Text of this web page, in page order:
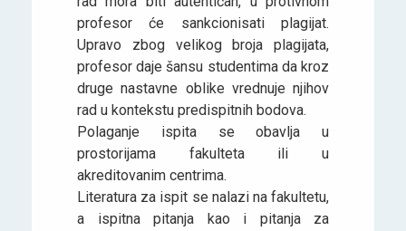
profesor će sankcionisati plagijat.
Upravo zbog velikog broja plagijata,
profesor daje šansu studentima da kroz
druge nastavne oblike vrednuje njihov
rad u kontekstu predispitnih bodova.
Polaganje ispita se obavlja u
prostorijama fakulteta ili u
akreditovanim centrima.
Literatura za ispit se nalazi na fakultetu,
a ispitna pitanja kao i pitanja za